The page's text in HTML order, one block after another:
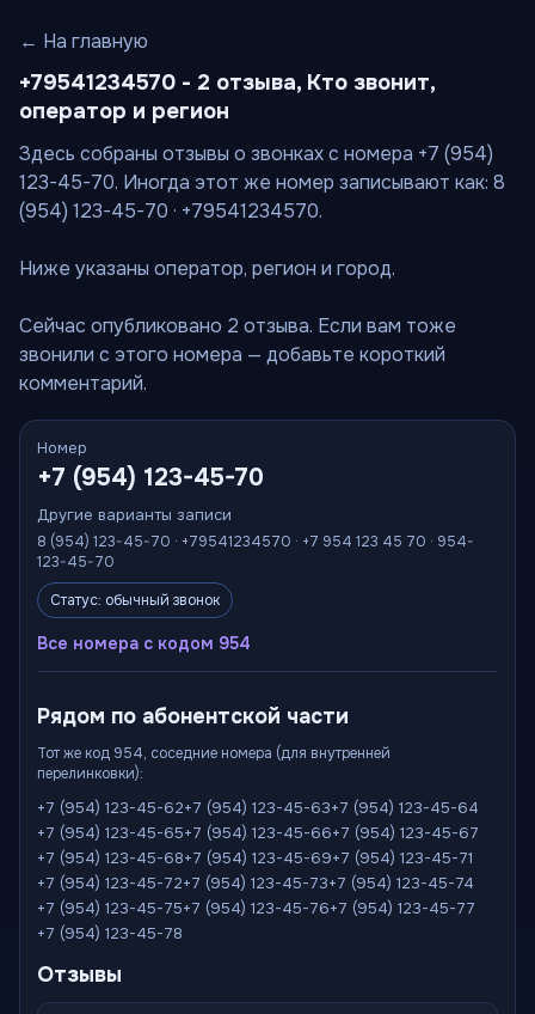
← На главную
+79541234570 - 2 отзыва, Кто звонит,
оператор и регион
Здесь собраны отзывы о звонках с номера +7 (954)
123-45-70. Иногда этот же номер записывают как: 8
(954) 123-45-70 · +79541234570.
Ниже указаны оператор, регион и город.
Сейчас опубликовано 2 отзыва. Если вам тоже
звонили с этого номера — добавьте короткий
комментарий.
Номер
+7 (954) 123-45-70
Другие варианты записи
8 (954) 123-45-70 · +79541234570 · +7 954 123 45 70 · 954-
123-45-70
Статус: обычный звонок
Все номера с кодом 954
Рядом по абонентской части
Тот же код 954, соседние номера (для внутренней
перелинковки):
+7 (954) 123-45-62+7 (954) 123-45-63+7 (954) 123-45-64
+7 (954) 123-45-65+7 (954) 123-45-66+7 (954) 123-45-67
+7 (954) 123-45-68+7 (954) 123-45-69+7 (954) 123-45-71
+7 (954) 123-45-72+7 (954) 123-45-73+7 (954) 123-45-74
+7 (954) 123-45-75+7 (954) 123-45-76+7 (954) 123-45-77
+7 (954) 123-45-78
Отзывы